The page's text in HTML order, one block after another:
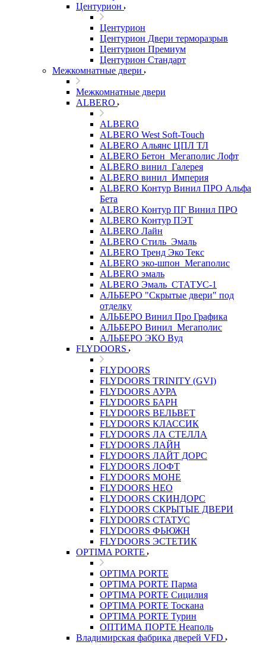
Центурион
Центурион
Центурион Двери терморазрыв
Центурион Премиум
Центурион Стандарт
Межкомнатные двери
Межкомнатные двери
ALBERO
ALBERO
ALBERO West Soft-Touch
ALBERO Альянс ЦПЛ ТЛ
ALBERO Бетон_Мегаполис Лофт
ALBERO винил_Галерея
ALBERO винил_Империя
ALBERO Контур Винил ПРО Альфа
Бета
ALBERO Контур ПГ Винил ПРО
ALBERO Контур ПЭТ
ALBERO Лайн
ALBERO Стиль_Эмаль
ALBERO Тренд Эко Текс
ALBERO эко-шпон_Мегаполис
ALBERO эмаль
ALBERO Эмаль_СТАТУС-1
АЛЬБЕРО "Скрытые двери" под
отделку
АЛЬБЕРО Винил Про Графика
АЛЬБЕРО Винил_Мегаполис
АЛЬБЕРО ЭКО Вуд
FLYDOORS
FLYDOORS
FLYDOORS TRINITY (GVI)
FLYDOORS АУРА
FLYDOORS БАРН
FLYDOORS ВЕЛЬВЕТ
FLYDOORS КЛАССИК
FLYDOORS ЛА СТЕЛЛА
FLYDOORS ЛАЙН
FLYDOORS ЛАЙТ ДОРС
FLYDOORS ЛОФТ
FLYDOORS МОНЕ
FLYDOORS НЕО
FLYDOORS СКИНДОРС
FLYDOORS СКРЫТЫЕ ДВЕРИ
FLYDOORS СТАТУС
FLYDOORS ФЬЮЖН
FLYDOORS ЭСТЕТИК
OPTIMA PORTE
OPTIMA PORTE
OPTIMA PORTE Парма
OPTIMA PORTE Сицилия
OPTIMA PORTE Тоскана
OPTIMA PORTE Турин
ОПТИМА ПОРТЕ Неаполь
Владимирская фабрика дверей VFD